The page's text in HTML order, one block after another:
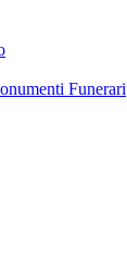
Funerari